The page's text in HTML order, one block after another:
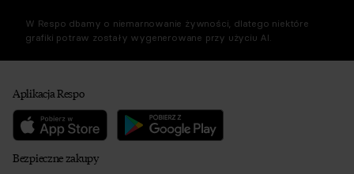
W Respo dbamy o niemarnowanie żywności, dlatego niektóre
grafiki potraw zostały wygenerowane przy użyciu AI.
Aplikacja Respo
Bezpieczne zakupy